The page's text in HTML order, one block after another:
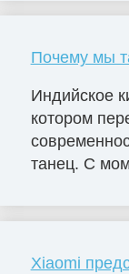
Почему мы
Индийское
котором
танец. С
Xiaomi